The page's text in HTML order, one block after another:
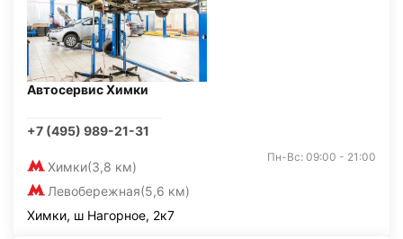
Автосервис Химки
+7 (495) 989-21-31
Химки(3,8 км)
Левобережная(5,6 км)
Пн-Вс: 09:00 - 21:00
Химки, ш Нагорное, 2к7